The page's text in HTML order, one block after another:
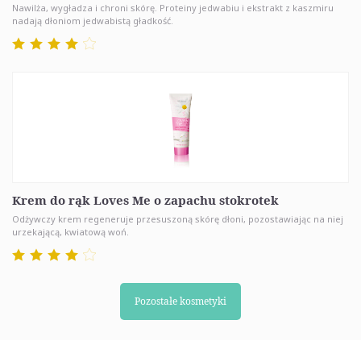
Nawilża, wygładza i chroni skórę. Proteiny jedwabiu i ekstrakt z kaszmiru
nadają dłoniom jedwabistą gładkość.
Krem do rąk Loves Me o zapachu stokrotek
Odżywczy krem regeneruje przesuszoną skórę dłoni, pozostawiając na niej
urzekającą, kwiatową woń.
Pozostałe kosmetyki